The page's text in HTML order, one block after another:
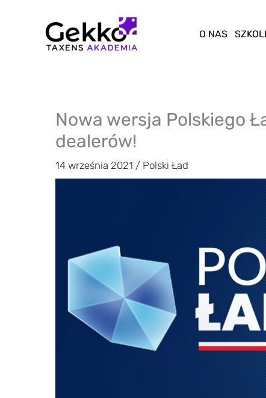
O NAS
Nowa wersja Polskiego
dealerów!
14 września 2021 / Polski Ład